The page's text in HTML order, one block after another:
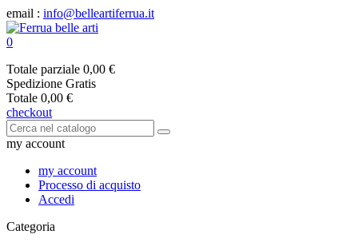
email : info@belleartiferrua.it
0
Totale parziale 0,00 €
Spedizione Gratis
Totale 0,00 €
checkout
my account
my account
Processo di acquisto
Accedi
Categoria